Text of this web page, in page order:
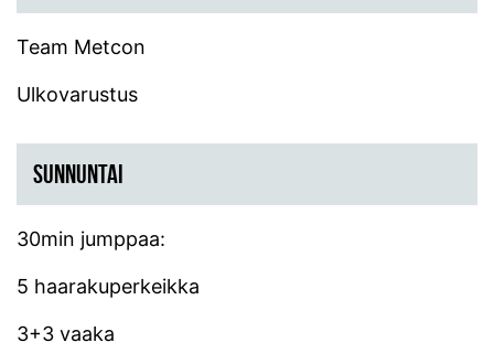
Team Metcon
Ulkovarustus
SUNNUNTAI
30min jumppaa:
5 haarakuperkeikka
3+3 vaaka